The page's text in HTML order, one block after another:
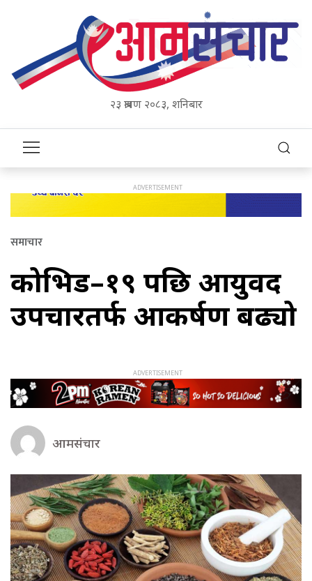
२३ श्रावण २०८३, शनिबार
समाचार
कोभिड–१९ पछि आयुर्वेद
उपचारतर्फ आकर्षण बढ्यो
आमसंचार